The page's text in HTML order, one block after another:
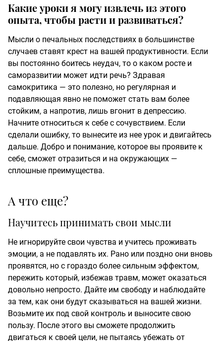
Какие уроки я могу извлечь из этого
опыта, чтобы расти и развиваться?
Мысли о печальных последствиях в большинстве
случаев ставят крест на вашей продуктивности. Если
вы постоянно боитесь неудач, то о каком росте и
саморазвитии может идти речь? Здравая
самокритика — это полезно, но регулярная и
подавляющая явно не поможет стать вам более
стойким, а напротив, лишь вгонит в депрессию.
Начните относиться к себе с сочувствием. Если
сделали ошибку, то вынесите из нее урок и двигайтесь
дальше. Добро и понимание, которое вы проявите к
себе, сможет отразиться и на окружающих —
сплошные преимущества.
А что еще?
Научитесь принимать свои мысли
Не игнорируйте свои чувства и учитесь проживать
эмоции, а не подавлять их. Рано или поздно они вновь
проявятся, но с гораздо более сильным эффектом,
пережить который, избежав травм, может оказаться
довольно непросто. Дайте им свободу и наблюдайте
за тем, как они будут сказываться на вашей жизни.
Возьмите их под свой контроль и выносите свою
пользу. После этого вы сможете продолжить
двигаться к своей цели, не пытаясь убежать от